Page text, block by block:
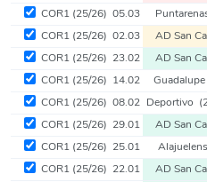
COR1 (25/26) 05.03
COR1 (25/26) 02.03 AD San
COR1 (25/26) 23.02 AD San
COR1 (25/26) 14.02 Guadalupe
COR1 (25/26) 08.02 Deportivo
COR1 (25/26) 29.01 AD San
COR1 (25/26) 25.01 Alajuelens
COR1 (25/26) 22.01 AD San